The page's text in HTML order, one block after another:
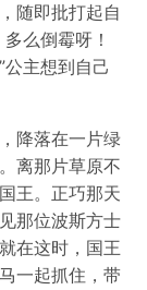
随即批打起自
么倒霉呀！
主想到自己
降落在一片绿
离那片草原不
王。正巧那天
那位波斯方士
在这时，国王
一起抓住，带